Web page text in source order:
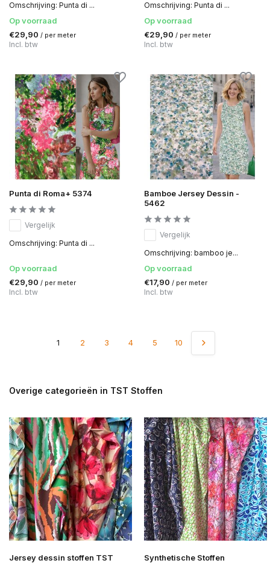
Omschrijving: Punta di ...
Op voorraad
€29,90 / per meter
Incl. btw
Omschrijving: Punta di ...
Op voorraad
€29,90 / per meter
Incl. btw
Punta di Roma+ 5374
Vergelijk
Omschrijving: Punta di ...
Op voorraad
€29,90 / per meter
Incl. btw
Bamboe Jersey Dessin -
5462
Vergelijk
Omschrijving: bamboo je...
Op voorraad
€17,90 / per meter
Incl. btw
1 2 3 4 5 10
Overige categorieën in TST Stoffen
Jersey dessin stoffen TST Synthetische Stoffen